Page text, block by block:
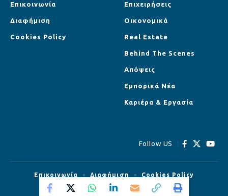
Επικοινωνία
Διαφήμιση
Cookies Policy
Επιχειρήσεις
Οικονομικά
Real Estate
Behind The Scenes
Απόψεις
Εμπορικά Νέα
Καριέρα & Εργασία
Follow US
© Strategist.cy All Rights Reserved.
Επικοινωνία Διαφήμιση Cookies Policy